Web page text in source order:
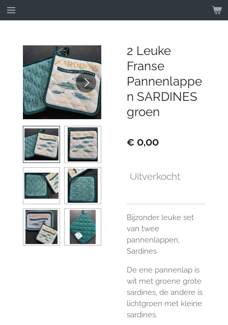
Ga
direct
hoofdinhoud
2 Leuke
Franse
Pannenlappe
n SARDINES
groen
€ 0,00
Uitverkocht
Bijzonder leuke set
van twee
pannenlappen,
Sardines
De ene pannenlap is
wit met groene grote
sardines, de andere is
lichtgroen met kleine
sardines.